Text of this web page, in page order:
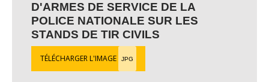
D'ARMES DE SERVICE DE LA
POLICE NATIONALE SUR LES
STANDS DE TIR CIVILS
TÉLÉCHARGER L'IMAGE JPG